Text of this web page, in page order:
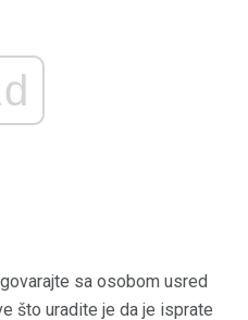
sa osobom usred
što uradite je da je isprate